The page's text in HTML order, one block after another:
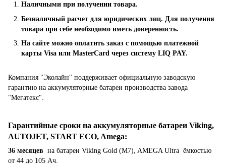
Наличными при получении товара.
Безналичный расчет для юридических лиц. Для получения
товара при себе необходимо иметь доверенность.
На сайте можно оплатить заказ с помощью платежной
карты Visa или MasterCard через систему LIQ PAY.
Компания "Эколайн" поддерживает официальную заводскую
гарантию на аккумуляторные батареи производства завода
"Мегатекс".
Гарантийные сроки на аккумуляторные батареи Viking,
AUTOJET, START ECO, Amega:
36 месяцев на батареи Viking Gold (M7), AMEGA Ultra ёмкостью
от 44 до 105 Ач.